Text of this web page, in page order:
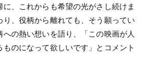
、これからも希望の光がさし続けま
、役柄から離れても、そう願ってい
への熱い想いを語り、「この映画が人
のになって欲しいです」とコメント